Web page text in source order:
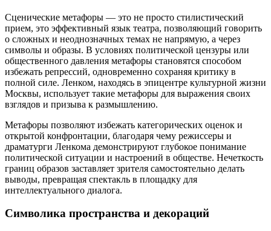
Сценические метафоры — это не просто стилистический
прием, это эффективный язык театра, позволяющий говорить
о сложных и неоднозначных темах не напрямую, а через
символы и образы. В условиях политической цензуры или
общественного давления метафоры становятся способом
избежать репрессий, одновременно сохраняя критику в
полной силе. Ленком, находясь в эпицентре культурной жизни
Москвы, использует такие метафоры для выражения своих
взглядов и призыва к размышлению.
Метафоры позволяют избежать категорических оценок и
открытой конфронтации, благодаря чему режиссеры и
драматурги Ленкома демонстрируют глубокое понимание
политической ситуации и настроений в обществе. Нечеткость
границ образов заставляет зрителя самостоятельно делать
выводы, превращая спектакль в площадку для
интеллектуального диалога.
Символика пространства и декораций